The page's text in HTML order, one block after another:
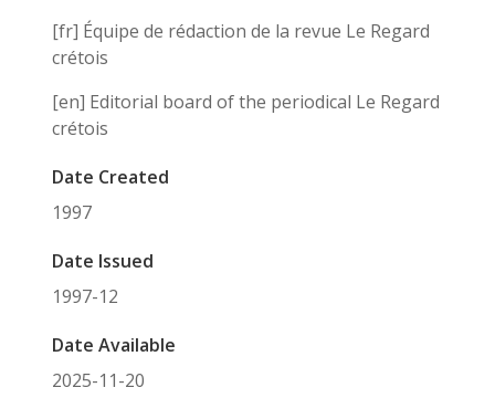
[fr] Équipe de rédaction de la revue Le Regard
crétois
[en] Editorial board of the periodical Le Regard
crétois
Date Created
1997
Date Issued
1997-12
Date Available
2025-11-20